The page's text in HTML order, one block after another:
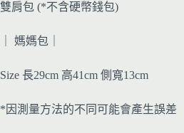
雙肩包 (*不含硬幣錢包)
｜ 媽媽包｜
Size 長29cm 高41cm 側寬13cm
*因測量方法的不同可能會產生誤差